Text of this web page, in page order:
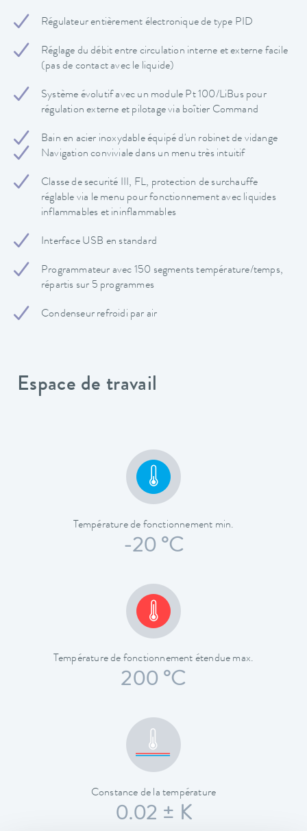
Régulateur entièrement électronique de type PID
Réglage du débit entre circulation interne et externe facile
(pas de contact avec le liquide)
Système évolutif avec un module Pt 100/LiBus pour
régulation externe et pilotage via boîtier Command
Bain en acier inoxydable équipé d'un robinet de vidange
Navigation conviviale dans un menu très intuitif
Classe de securité III, FL, protection de surchauffe
réglable via le menu pour fonctionnement avec liquides
inflammables et ininflammables
Interface USB en standard
Programmateur avec 150 segments température/temps,
répartis sur 5 programmes
Condenseur refroidi par air
Espace de travail
Température de fonctionnement min.
-20 °C
Température de fonctionnement étendue max.
200 °C
Constance de la température
0.02 ± K